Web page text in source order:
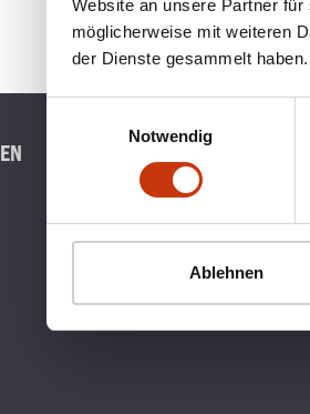
Website an unsere Partner
möglicherweise mit weiteren
der Dienste gesammelt haben.
Notwendig
Ablehnen